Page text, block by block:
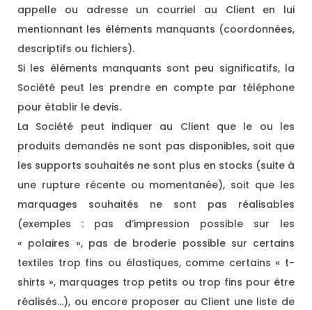
appelle ou adresse un courriel au Client en lui
mentionnant les éléments manquants (coordonnées,
descriptifs ou fichiers).
Si les éléments manquants sont peu significatifs, la
Société peut les prendre en compte par téléphone
pour établir le devis.
La Société peut indiquer au Client que le ou les
produits demandés ne sont pas disponibles, soit que
les supports souhaités ne sont plus en stocks (suite à
une rupture récente ou momentanée), soit que les
marquages souhaités ne sont pas réalisables
(exemples : pas d’impression possible sur les
« polaires », pas de broderie possible sur certains
textiles trop fins ou élastiques, comme certains « t-
shirts », marquages trop petits ou trop fins pour être
réalisés…), ou encore proposer au Client une liste de